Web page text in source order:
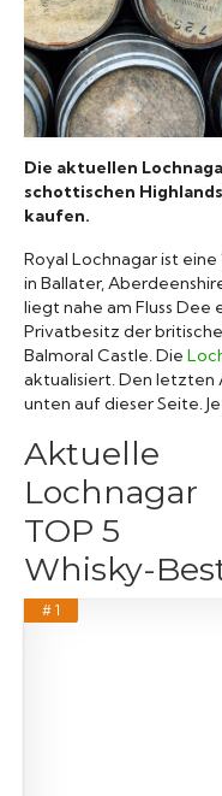
Preishits
Probiersets
Raritäten
Die aktuellen
schottischen
kaufen.
Royal Lochnagar ist
in Ballater,
liegt nahe am Fluss Dee
Privatbesitz der
Balmoral Castle. Die
aktualisiert. Den letzten
unten auf dieser Seite.
Aktuelle
Lochnagar
TOP 5
Whisky-
# 1